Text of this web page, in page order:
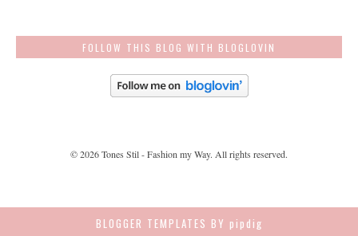
FOLLOW THIS BLOG WITH BLOGLOVIN
©2026Tones Stil - Fashion my Way. All rights reserved.
BLOGGER TEMPLATES BY pipdig